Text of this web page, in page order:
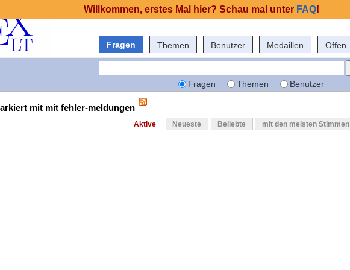
Fragen Themen Benutzer Medaillen Offen
Fragen Themen Benutzer
mit mit fehler-meldungen
Aktive Neueste Beliebte mit den meisten Stimmen
Willkommen, erstes Mal hier? Schau mal unter FAQ!